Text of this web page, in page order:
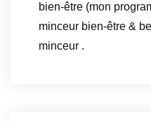
bien-être (mon
minceur bien-être &
minceur .